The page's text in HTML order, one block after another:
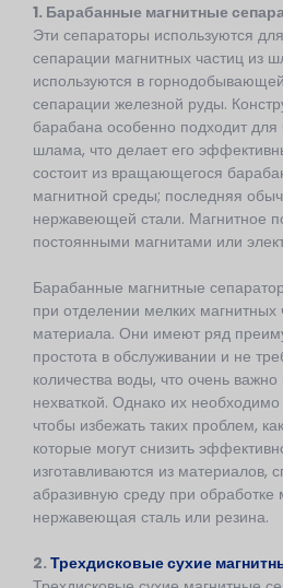
1. Барабанные магнитные
Эти сепараторы используются
сепарации магнитных частиц из
используются в
сепарации железной руды.
барабана особенно подходит
шлама, что делает его
состоит из вращающегося
магнитной среды; последняя
нержавеющей стали. Магнитное
постоянными магнитами или
Барабанные магнитные
при отделении мелких магнитных
материала. Они имеют ряд
простота в обслуживании и не
количества воды, что очень
нехваткой. Однако их необходимо
чтобы избежать таких проблем,
которые могут снизить
изготавливаются из материалов,
абразивную среду при обработке
нержавеющая сталь или резина.
2. Трехдисковые сухие